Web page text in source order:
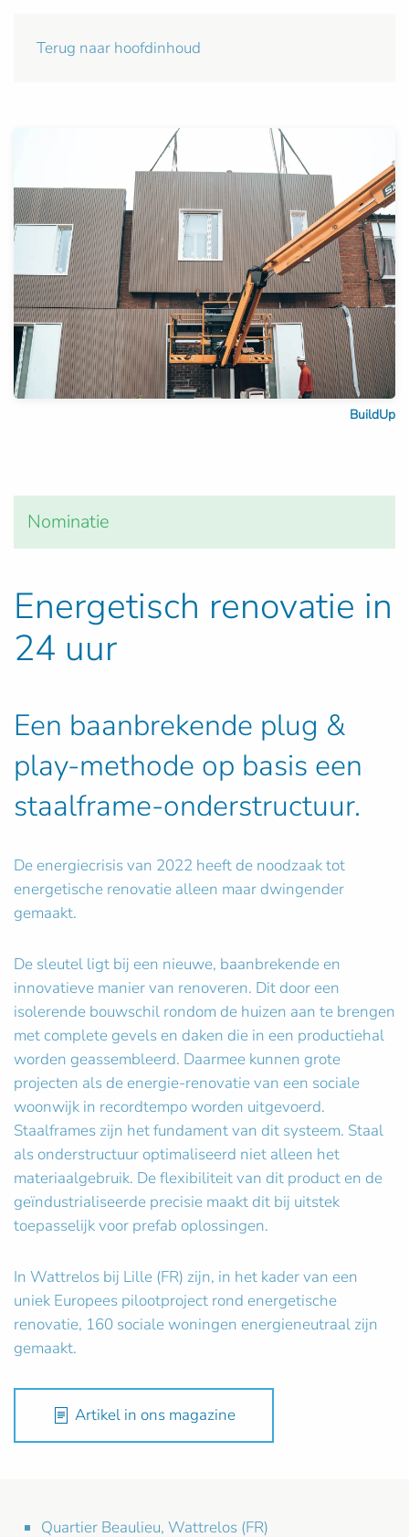
Terug naar hoofdinhoud
BuildUp
Nominatie
Energetisch renovatie in
24 uur
Een baanbrekende plug &
play-methode op basis een
staalframe-onderstructuur.
De energiecrisis van 2022 heeft de noodzaak tot
energetische renovatie alleen maar dwingender
gemaakt.
De sleutel ligt bij een nieuwe, baanbrekende en
innovatieve manier van renoveren. Dit door een
isolerende bouwschil rondom de huizen aan te brengen
met complete gevels en daken die in een productiehal
worden geassembleerd. Daarmee kunnen grote
projecten als de energie-renovatie van een sociale
woonwijk in recordtempo worden uitgevoerd.
Staalframes zijn het fundament van dit systeem. Staal
als onderstructuur optimaliseerd niet alleen het
materiaalgebruik. De flexibiliteit van dit product en de
geïndustrialiseerde precisie maakt dit bij uitstek
toepasselijk voor prefab oplossingen.
In Wattrelos bij Lille (FR) zijn, in het kader van een
uniek Europees pilootproject rond energetische
renovatie, 160 sociale woningen energieneutraal zijn
gemaakt.
Artikel in ons magazine
Quartier Beaulieu, Wattrelos (FR)